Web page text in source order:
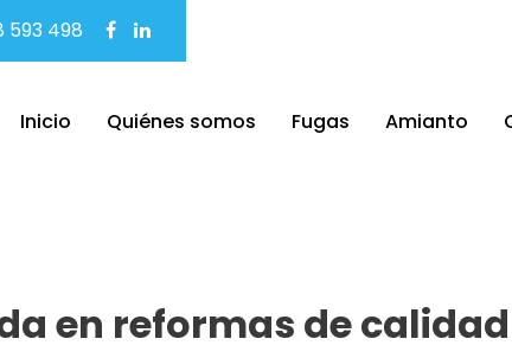
593 498
Inicio Quiénes somos Fugas Amianto
en reformas de